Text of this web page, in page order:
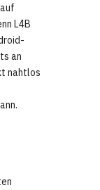
L4B
an
nahtlos